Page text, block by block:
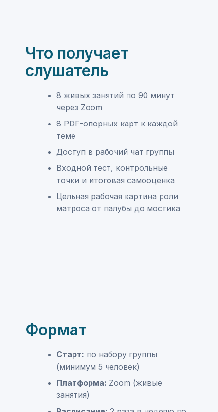
Что получает
слушатель
8 живых занятий по 90 минут
через Zoom
8 PDF-опорных карт к каждой
теме
Доступ в рабочий чат группы
Входной тест, контрольные
точки и итоговая самооценка
Цельная рабочая картина роли
матроса от палубы до мостика
Формат
Старт: по набору группы
(минимум 5 человек)
Платформа: Zoom (живые
занятия)